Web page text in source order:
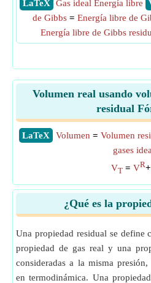
​ LaTeX
Gas ideal Energía libre
de Gibbs = Energía libre de
Energía libre de Gibbs
Volumen real usando
residual
​LaTeX Volumen = Volumen
gases
VT= VR+
¿Qué es la
Una propiedad residual se define
propiedad de gas real y una
consideradas a la misma
en termodinámica. Una